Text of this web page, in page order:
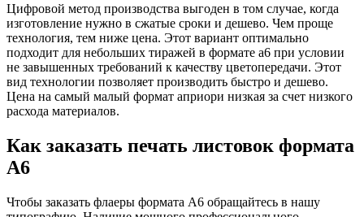
Цифровой метод производства выгоден в том случае, когда
изготовление нужно в сжатые сроки и дешево. Чем проще
технология, тем ниже цена. Этот вариант оптимально
подходит для небольших тиражей в формате а6 при условии
не завышенных требований к качеству цветопередачи. Этот
вид технологии позволяет производить быстро и дешево.
Цена на самый малый формат априори низкая за счет низкого
расхода материалов.
Как заказать печать листовок формата
А6
Чтобы заказать флаеры формата А6 обращайтесь в нашу